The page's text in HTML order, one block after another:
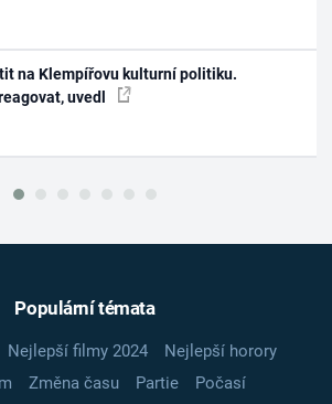
na Klempířovu kulturní politiku.
uvedl
Populární témata
Nejlepší filmy 2024
Nejlepší horory
Změna času Partie
Počasí